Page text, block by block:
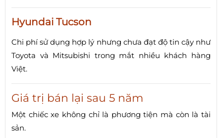
Hyundai Tucson
Chi phí sử dụng hợp lý nhưng chưa đạt độ tin cậy như
Toyota và Mitsubishi trong mắt nhiều khách hàng
Việt.
Giá trị bán lại sau 5 năm
Một chiếc xe không chỉ là phương tiện mà còn là tài
sản.